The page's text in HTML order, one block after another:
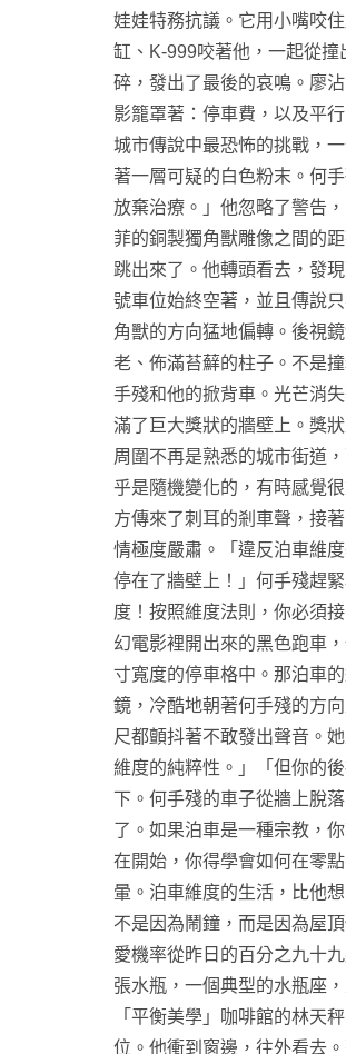
娃娃特務抗議。它用小嘴咬
缸、K-999咬著他，一起從
碎，發出了最後的哀鳴。廖
影籠罩著：停車費，以及平
城市傳說中最恐怖的挑戰，
著一層可疑的白色粉末。何
放棄治療。」他忽略了警告
菲的銅製獨角獸雕像之間的
跳出來了。他轉頭看去，發
號車位始終空著，並且傳說
角獸的方向猛地偏轉。後視
老、佈滿苔蘚的柱子。不是
手殘和他的掀背車。光芒消
滿了巨大獎狀的牆壁上。獎
周圍不再是熟悉的城市街道
乎是隨機變化的，有時感覺
方傳來了刺耳的剎車聲，接
情極度嚴肅。「違反泊車維
停在了牆壁上！」何手殘趕
度！按照維度法則，你必須
幻電影裡開出來的黑色跑車
寸寬度的停車格中。那泊車
鏡，冷酷地朝著何手殘的方
尺都顫抖著不敢發出聲音。
維度的純粹性。」「但你的
下。何手殘的車子從牆上脫
了。如果泊車是一種宗教，
在開始，你得學會如何在零
暈。泊車維度的生活，比他
不是因為鬧鐘，而是因為屋
愛機率從昨日的百分之九十
張水瓶，一個典型的水瓶座
「平衡美學」咖啡館的林天
位。他衝到窗邊，往外看去